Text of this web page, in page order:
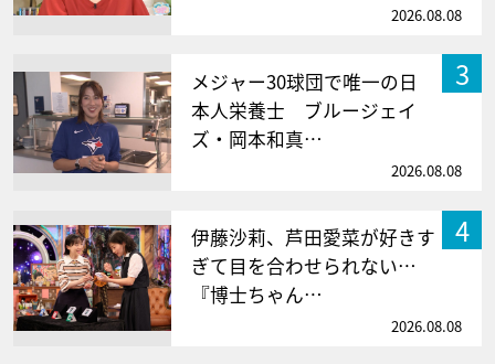
2026.08.08
3
メジャー30球団で唯一の日
本人栄養士 ブルージェイ
ズ・岡本和真…
2026.08.08
4
伊藤沙莉、芦田愛菜が好きす
ぎて目を合わせられない…
『博士ちゃん…
2026.08.08